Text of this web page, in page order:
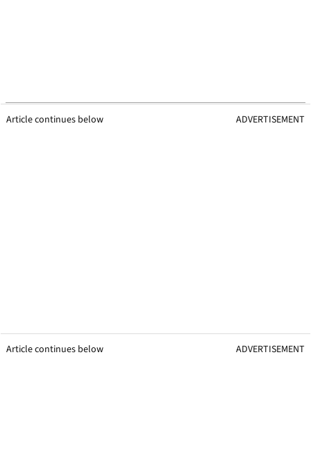
Article continues below ADVERTISEMENT
Article continues below ADVERTISEMENT